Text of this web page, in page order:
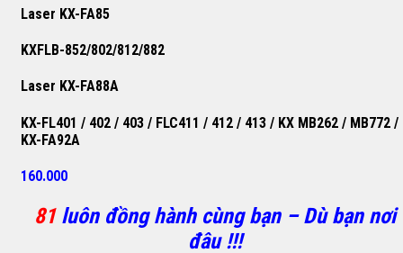
Laser KX-FA85
KXFLB-852/802/812/882
Laser KX-FA88A
KX-FL401 / 402 / 403 / FLC411 / 412 / 413 / KX MB262 / MB772 /
KX-FA92A
160.000
81luôn đồng hành cùng bạn – Dù bạn nơi
đâu !!!